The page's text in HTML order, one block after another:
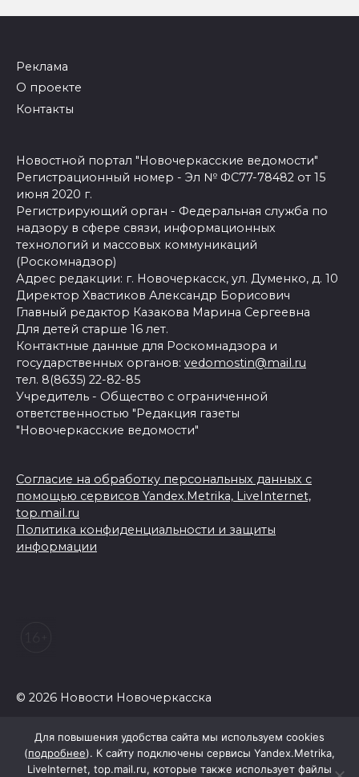
Реклама
О проекте
Контакты
Новостной портал "Новочеркасские ведомости"
Регистрационный номер - Эл № ФС77-78482 от 15
июня 2020 г.
Регистрирующий орган - Федеральная служба по
надзору в сфере связи, информационных
технологий и массовых коммуникаций
(Роскомнадзор)
Адрес редакции: г. Новочеркасск, ул. Думенко, д. 10
Директор Хвастиков Александр Борисович
Главный редактор Казакова Марина Сергеевна
Для детей старше 16 лет.
Контактные данные для Роскомнадзора и
государственных органов: vedomostin@mail.ru
тел. 8(8635) 22-82-85
Учредитель - Общество с ограниченной
ответственностью "Редакция газеты
"Новочеркасские ведомости"
Согласие на обработку персональных данных с
помощью сервисов Yandex.Metrika, LiveInternet,
top.mail.ru
Политика конфиденциальности и защиты
информации
© 2026 Новости Новочеркасска
Для повышения удобства сайта мы используем cookies
(подробнее). К сайту подключены сервисы Yandex.Metrika,
LiveInternet, top.mail.ru, которые также использует файлы